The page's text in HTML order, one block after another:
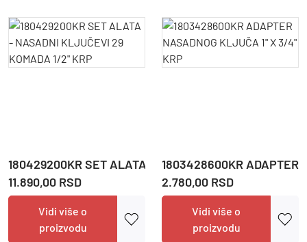
180429200KR SET ALATA - NASADNI KLJUČEVI 29
11.890,00 RSD
Vidi više o
proizvodu
1803428600KR ADAPTER
2.780,00 RSD
Vidi više o
proizvodu